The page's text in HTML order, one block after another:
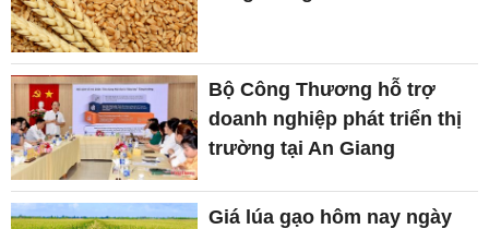
Giá lúa gạo hôm nay ngày
6/8/2026: Gạo xuất khẩu
biến động trái chiều
Tỷ giá USD hôm nay
6/8/2026: Tỷ giá trung tâm